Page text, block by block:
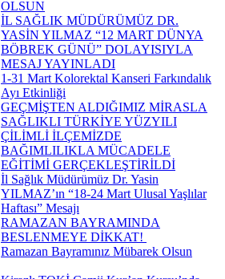
OLSUN
İL SAĞLIK MÜDÜRÜMÜZ DR.
YASİN YILMAZ “12 MART DÜNYA
BÖBREK GÜNÜ” DOLAYISIYLA
MESAJ YAYINLADI
1-31 Mart Kolorektal Kanseri Farkındalık
Ayı Etkinliği
GEÇMİŞTEN ALDIĞIMIZ MİRASLA
SAĞLIKLI TÜRKİYE YÜZYILI
ÇİLİMLİ İLÇEMİZDE
BAĞIMLILIKLA MÜCADELE
EĞİTİMİ GERÇEKLEŞTİRİLDİ
İl Sağlık Müdürümüz Dr. Yasin
YILMAZ’ın “18-24 Mart Ulusal Yaşlılar
Haftası” Mesajı
RAMAZAN BAYRAMINDA
BESLENMEYE DİKKAT! ​
Ramazan Bayramınız Mübarek Olsun